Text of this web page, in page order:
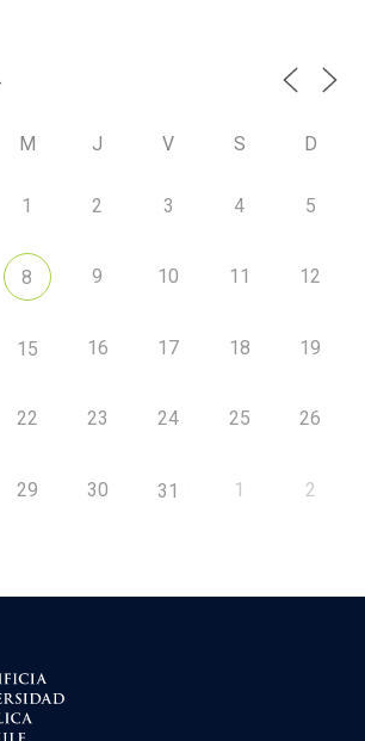
M J V S D
1 2 3 4 5
8 9 10 11 12
15 16 17 18 19
22 23 24 25 26
29 30 31 1 2